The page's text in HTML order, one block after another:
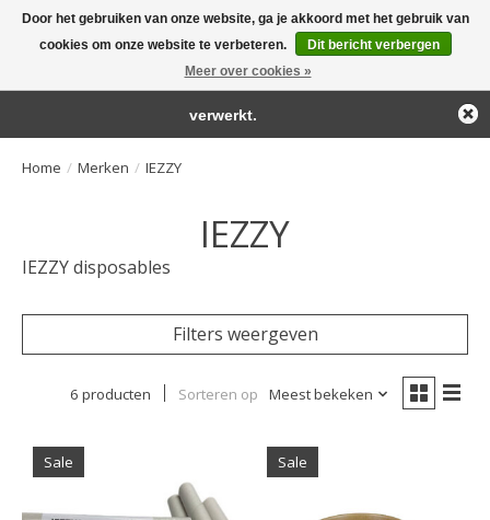
Large selection of products and fast shipping!
Home / Merken / IEZZY
IEZZY
IEZZY disposables
Filters weergeven
6 producten Sorteren op Meest bekeken
Sale Sale
Door het gebruiken van onze website, ga je akkoord met het gebruik van
cookies om onze website te verbeteren.
Dit bericht verbergen
Meer over cookies »
← Keer terug naar de backofficeDeze winkel is in aanbouw.
Eventueel geplaatste orders zullen niet worden gehonoreerd of
verwerkt.